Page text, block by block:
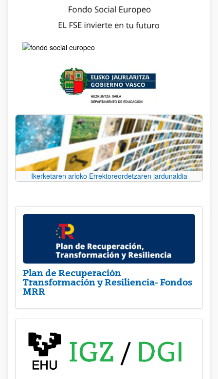
Ikerketaren arloko Errektoreordetzaren jardunaldia
Plan de Recuperación
Transformación y Resiliencia- Fondos
MRR